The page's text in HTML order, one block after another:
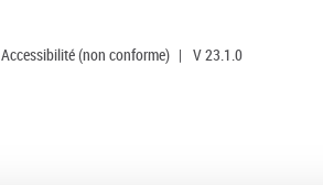
Accessibilité (non conforme) | V 23.1.0